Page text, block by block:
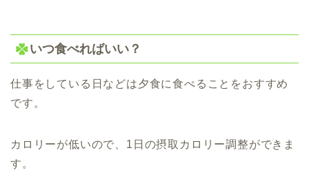
いつ食べればいい？
仕事をしている日などは夕食に食べることをおすすめ
です。
カロリーが低いので、1日の摂取カロリー調整ができま
す。